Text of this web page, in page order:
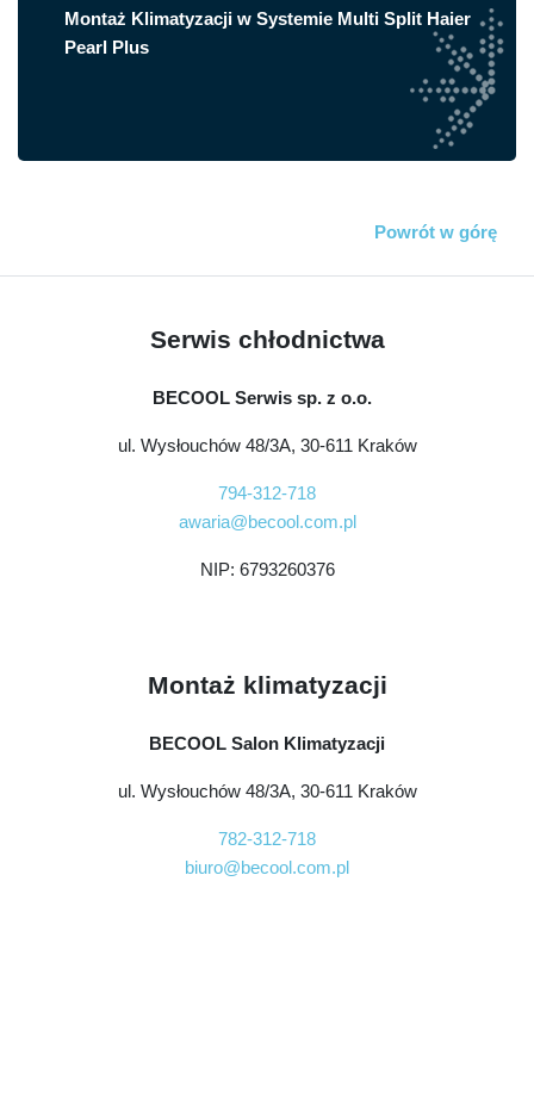
Montaż Klimatyzacji w Systemie Multi Split Haier
Pearl Plus
Powrót w górę
Serwis chłodnictwa
BECOOL Serwis sp. z o.o.
ul. Wysłouchów 48/3A, 30-611 Kraków
794-312-718
awaria@becool.com.pl
NIP: 6793260376
Montaż klimatyzacji
BECOOL Salon Klimatyzacji
ul. Wysłouchów 48/3A, 30-611 Kraków
782-312-718
biuro@becool.com.pl